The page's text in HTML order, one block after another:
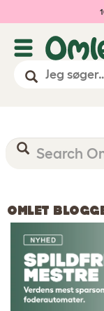
OMLET